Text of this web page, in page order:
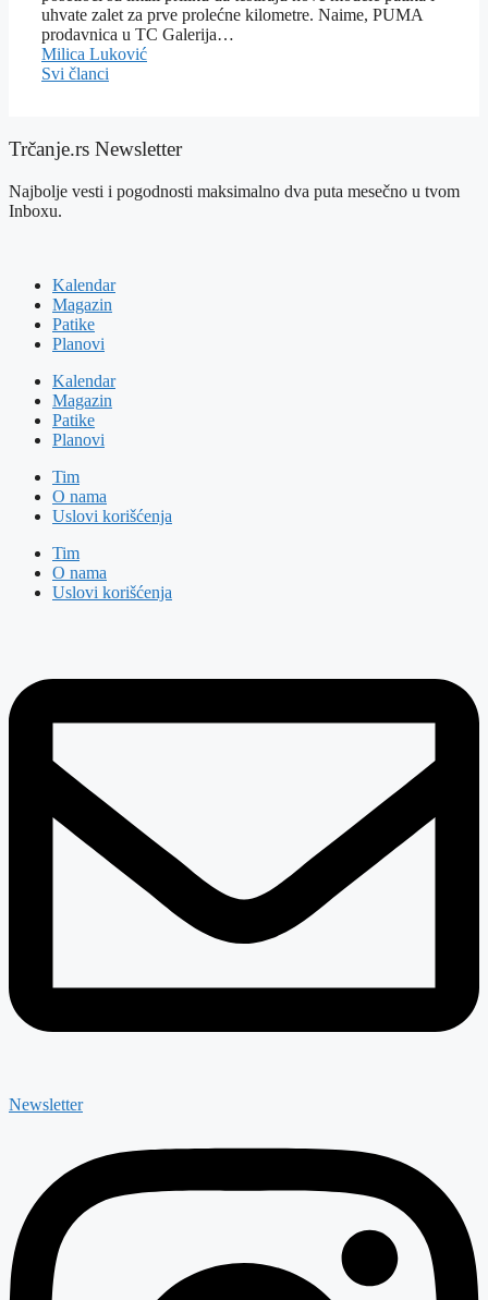
uhvate zalet za prve prolećne kilometre. Naime, PUMA
prodavnica u TC Galerija…
Milica Luković
Svi članci
Trčanje.rs Newsletter
Najbolje vesti i pogodnosti maksimalno dva puta mesečno u tvom
Inboxu.
Kalendar
Magazin
Patike
Planovi
Kalendar
Magazin
Patike
Planovi
Tim
O nama
Uslovi korišćenja
Tim
O nama
Uslovi korišćenja
Newsletter